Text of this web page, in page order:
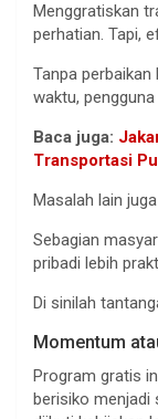
Menggratiskan
perhatian. Tapi,
Tanpa
waktu,
Baca juga:
Transportasi
Masalah lain
Sebagian
pribadi lebih
Di sinilah
Momentum
Program gratis
berisiko menjadi